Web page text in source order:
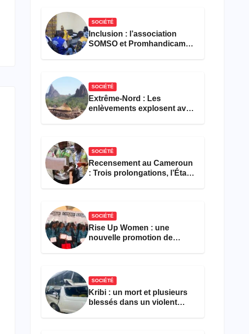
SOCIÉTÉ
Inclusion : l’association
SOMSO et Promhandicam
SOCIÉTÉ
Extrême-Nord : Les
enlèvements explosent avec
SOCIÉTÉ
Recensement au Cameroun
: Trois prolongations, l’État
SOCIÉTÉ
Rise Up Women : une
nouvelle promotion de
SOCIÉTÉ
Kribi : un mort et plusieurs
blessés dans un violent